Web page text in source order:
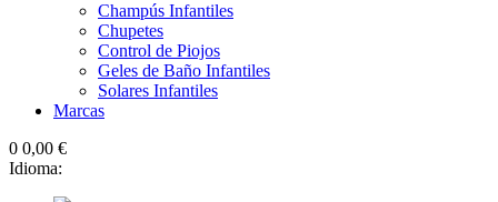
Champús Infantiles
Chupetes
Control de Piojos
Geles de Baño Infantiles
Solares Infantiles
Marcas
0 0,00 €
Idioma: